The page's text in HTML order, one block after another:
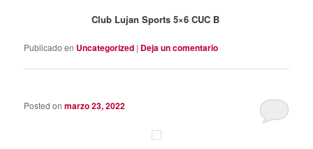
Club Lujan Sports 5×6 CUC B
Publicado en Uncategorized | Deja un comentario
Posted onmarzo 23, 2022